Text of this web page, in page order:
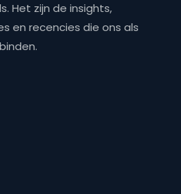
Het zijn de insights,
en recencies die ons als